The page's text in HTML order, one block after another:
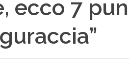
ecco 7